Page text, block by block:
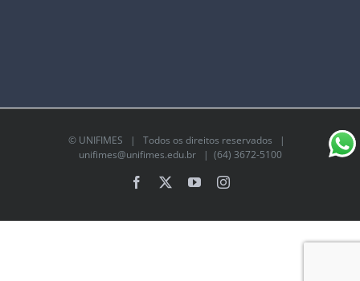
© UNIFIMES | Todos os direitos reservados |
unifimes@unifimes.edu.br| (64) 3672-5100
Facebook YouTubeInstagram